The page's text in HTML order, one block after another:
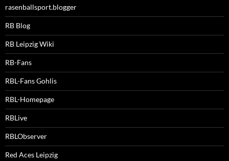
rasenballsport.blogger
RB Blog
RB Leipzig Wiki
RB-Fans
RBL-Fans Gohlis
RBL-Homepage
RBLive
RBLObserver
Red Aces Leipzig